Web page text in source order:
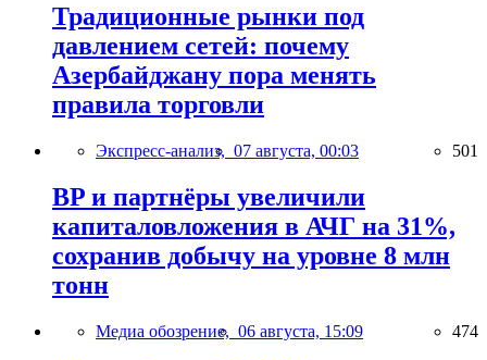
Традиционные рынки под
давлением сетей: почему
Азербайджану пора менять
правила торговли
Экспресс-анализ, 07 августа, 00:03 501
BP и партнёры увеличили
капиталовложения в АЧГ на 31%,
сохранив добычу на уровне 8 млн
тонн
Медиа обозрение, 06 августа, 15:09 474